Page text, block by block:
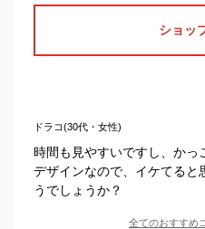
ショッ
ドラコ(30代・女性)
時間も見やすいですし、かっ
デザインなので、イケてると
うでしょうか？
全てのおすすめ